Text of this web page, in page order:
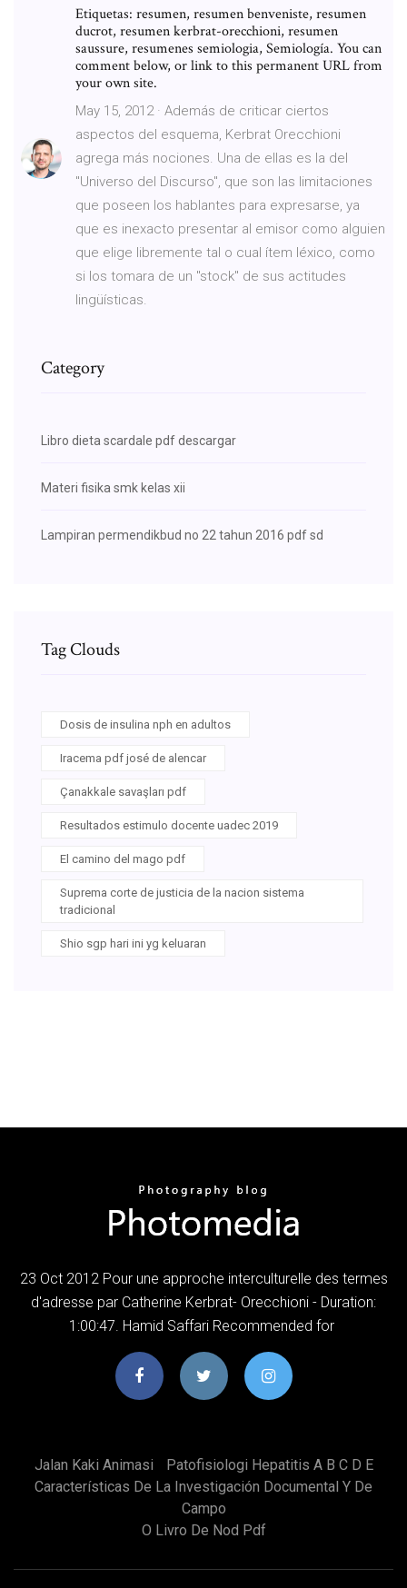
Etiquetas: resumen, resumen benveniste, resumen
ducrot, resumen kerbrat-orecchioni, resumen
saussure, resumenes semiologia, Semiología. You can
comment below, or link to this permanent URL from
your own site.
May 15, 2012 · Además de criticar ciertos
aspectos del esquema, Kerbrat Orecchioni
agrega más nociones. Una de ellas es la del
"Universo del Discurso", que son las limitaciones
que poseen los hablantes para expresarse, ya
que es inexacto presentar al emisor como alguien
que elige libremente tal o cual ítem léxico, como
si los tomara de un "stock" de sus actitudes
lingüísticas.
Category
Libro dieta scardale pdf descargar
Materi fisika smk kelas xii
Lampiran permendikbud no 22 tahun 2016 pdf sd
Tag Clouds
Dosis de insulina nph en adultos
Iracema pdf josé de alencar
Çanakkale savaşları pdf
Resultados estimulo docente uadec 2019
El camino del mago pdf
Suprema corte de justicia de la nacion sistema
tradicional
Shio sgp hari ini yg keluaran
23 Oct 2012 Pour une approche interculturelle des termes
d'adresse par Catherine Kerbrat- Orecchioni - Duration:
1:00:47. Hamid Saffari Recommended for
Jalan Kaki Animasi
Patofisiologi Hepatitis A B C D E
Características De La Investigación Documental Y De
Campo
O Livro De Nod Pdf